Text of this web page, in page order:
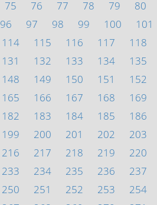
75 76 77 78 79 80
96 97 98 99 100 101
114 115 116 117 118
131 132 133 134 135
148 149 150 151 152
165 166 167 168 169
182 183 184 185 186
199 200 201 202 203
216 217 218 219 220
233 234 235 236 237
250 251 252 253 254